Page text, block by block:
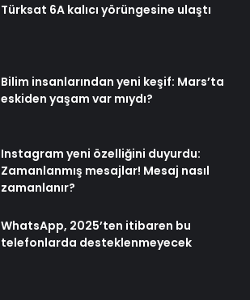
Türksat 6A kalıcı yörüngesine ulaştı
Bilim insanlarından yeni keşif: Mars’ta
eskiden yaşam var mıydı?
Instagram yeni özelliğini duyurdu:
Zamanlanmış mesajlar! Mesaj nasıl
zamanlanır?
WhatsApp, 2025’ten itibaren bu
telefonlarda desteklenmeyecek